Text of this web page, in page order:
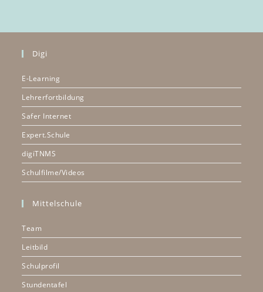
Digi
E-Learning
Lehrerfortbildung
Safer Internet
Expert.Schule
digiTNMS
Schulfilme/Videos
Mittelschule
Team
Leitbild
Schulprofil
Stundentafel